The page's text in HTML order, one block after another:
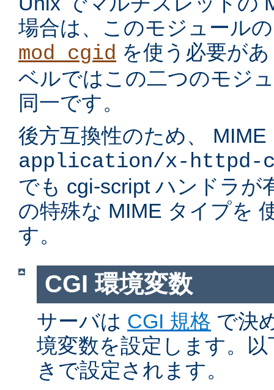
場合は、このモジュール
mod_cgid を使う必要が
ベルではこの二つのモジ
同一です。
後方互換性のため、
application/x-httpd-
でも cgi-script ハンドラが
の特殊な MIME タイプを
す。
CGI 環境変数
サーバは CGI 規格 で決
境変数を設定します。
きで設定されます。